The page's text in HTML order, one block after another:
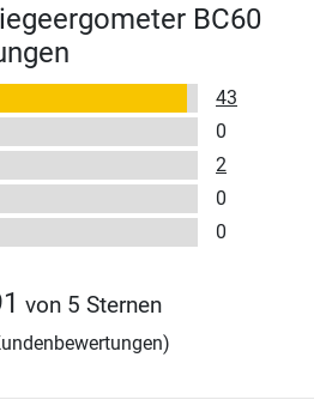
BC60
43
0
2
0
0
von 5 Sternen